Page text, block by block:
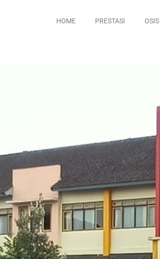
HOME PRESTASI OSIS